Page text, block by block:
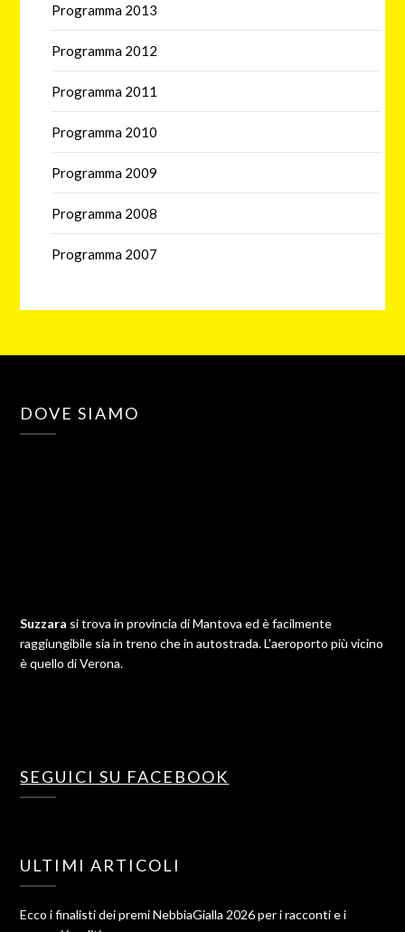
Programma 2013
Programma 2012
Programma 2011
Programma 2010
Programma 2009
Programma 2008
Programma 2007
DOVE SIAMO
Suzzara si trova in provincia di Mantova ed è facilmente
raggiungibile sia in treno che in autostrada. L'aeroporto più vicino
è quello di Verona.
SEGUICI SU FACEBOOK
ULTIMI ARTICOLI
Ecco i finalisti dei premi NebbiaGialla 2026 per i racconti e i